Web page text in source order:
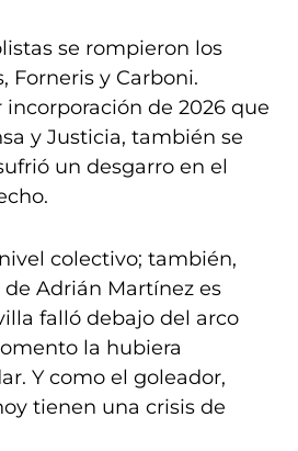
se rompieron los
Forneris y Carboni.
incorporación de 2026 que
y Justicia, también se
un desgarro en el
colectivo; también,
Adrián Martínez es
falló debajo del arco
la hubiera
Y como el goleador,
tienen una crisis de